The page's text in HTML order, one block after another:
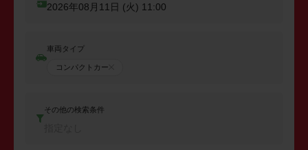
2026年08月11日 (火) 11:00
車両タイプ
コンパクトカー
その他の検索条件